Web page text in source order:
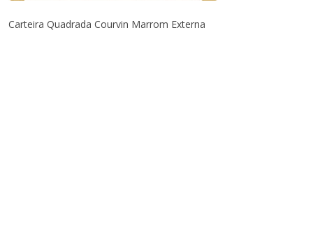
Carteira Quadrada Courvin Marrom Externa